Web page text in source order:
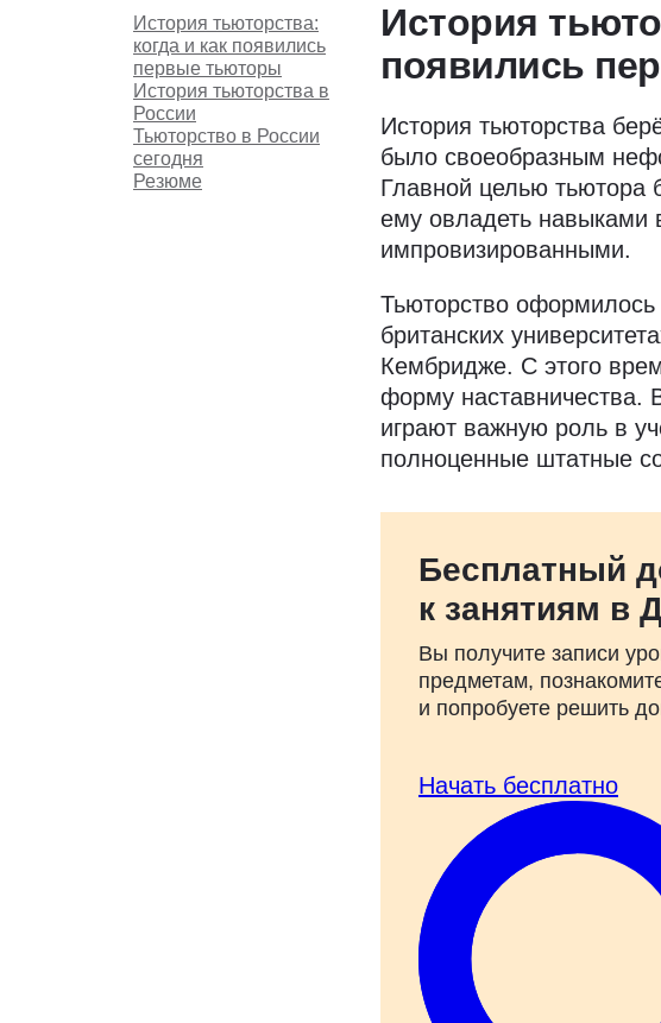
История тьюторства:
когда и как появились
первые тьюторы
История тьюторства в
России
Тьюторство в России
сегодня
Резюме
История
появились
История тьюторства
было своеобразным
Главной целью тьютора
ему овладеть навыками
импровизированными.
Тьюторство оформилось
британских
Кембридже. С этого
форму
играют важную роль в
полноценные штатные
Бесплатный
к занятиям в
Вы получите записи
предметам,
и попробуете решить
Начать бесплатно